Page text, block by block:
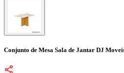
Conjunto de Mesa Sala de Jantar DJ